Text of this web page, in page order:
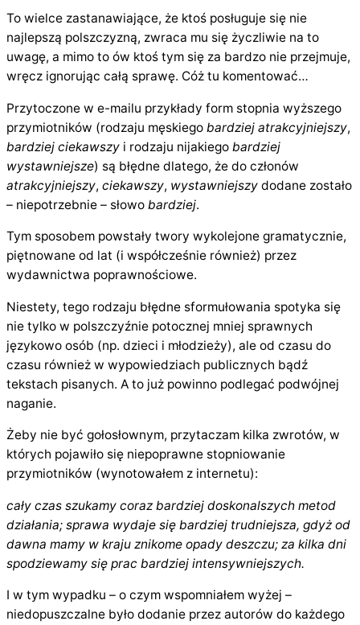
To wielce zastanawiające, że ktoś posługuje się nie
najlepszą polszczyzną, zwraca mu się życzliwie na to
uwagę, a mimo to ów ktoś tym się za bardzo nie przejmuje,
wręcz ignorując całą sprawę. Cóż tu komentować…
Przytoczone w e-mailu przykłady form stopnia wyższego
przymiotników (rodzaju męskiego bardziej atrakcyjniejszy,
bardziej ciekawszy i rodzaju nijakiego bardziej
wystawniejsze) są błędne dlatego, że do członów
atrakcyjniejszy, ciekawszy, wystawniejszy dodane zostało
– niepotrzebnie – słowo bardziej.
Tym sposobem powstały twory wykolejone gramatycznie,
piętnowane od lat (i współcześnie również) przez
wydawnictwa poprawnościowe.
Niestety, tego rodzaju błędne sformułowania spotyka się
nie tylko w polszczyźnie potocznej mniej sprawnych
językowo osób (np. dzieci i młodzieży), ale od czasu do
czasu również w wypowiedziach publicznych bądź
tekstach pisanych. A to już powinno podlegać podwójnej
naganie.
Żeby nie być gołosłownym, przytaczam kilka zwrotów, w
których pojawiło się niepoprawne stopniowanie
przymiotników (wynotowałem z internetu):
cały czas szukamy coraz bardziej doskonalszych metod
działania; sprawa wydaje się bardziej trudniejsza, gdyż od
dawna mamy w kraju znikome opady deszczu; za kilka dni
spodziewamy się prac bardziej intensywniejszych.
I w tym wypadku – o czym wspomniałem wyżej –
niedopuszczalne było dodanie przez autorów do każdego